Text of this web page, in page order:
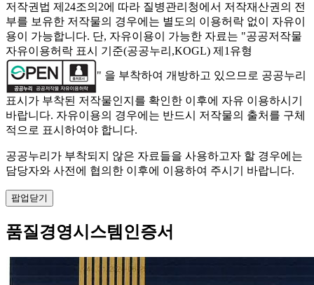
저작권법 제24조의2에 따라 질병관리청에서 저작재산권의 전
부를 보유한 저작물의 경우에는 별도의 이용허락 없이 자유이
용이 가능합니다. 단, 자유이용이 가능한 자료는 "공공저작물
자유이용허락 표시 기준(공공누리,KOGL) 제1유형
" 을 부착하여 개방하고 있으므로 공공누리
표시가 부착된 저작물인지를 확인한 이후에 자유 이용하시기
바랍니다. 자유이용의 경우에는 반드시 저작물의 출처를 구체
적으로 표시하여야 합니다.
공공누리가 부착되지 않은 자료들을 사용하고자 할 경우에는
담당자와 사전에 협의한 이후에 이용하여 주시기 바랍니다.
팝업닫기
품질경영시스템인증서